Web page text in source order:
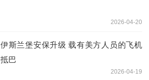
2026-04-20
伊斯兰堡安保升级 载有美方人员的飞机
抵巴
2026-04-19